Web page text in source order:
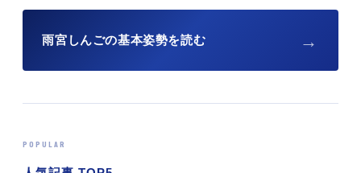
雨宮しんごの基本姿勢を読む →
POPULAR